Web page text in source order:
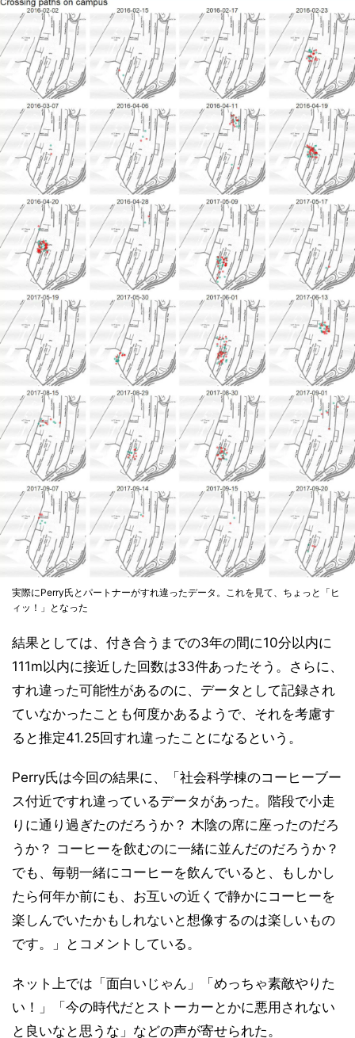
実際にPerry氏とパートナーがすれ違ったデータ。これを見て、ちょっと「ヒ
ィッ！」となった
結果としては、付き合うまでの3年の間に10分以内に
111m以内に接近した回数は33件あったそう。さらに、
すれ違った可能性があるのに、データとして記録され
ていなかったことも何度かあるようで、それを考慮す
ると推定41.25回すれ違ったことになるという。
Perry氏は今回の結果に、「社会科学棟のコーヒーブー
ス付近ですれ違っているデータがあった。階段で小走
りに通り過ぎたのだろうか？ 木陰の席に座ったのだろ
うか？ コーヒーを飲むのに一緒に並んだのだろうか？
でも、毎朝一緒にコーヒーを飲んでいると、もしかし
たら何年か前にも、お互いの近くで静かにコーヒーを
楽しんでいたかもしれないと想像するのは楽しいもの
です。」とコメントしている。
ネット上では「面白いじゃん」「めっちゃ素敵やりた
い！」「今の時代だとストーカーとかに悪用されない
と良いなと思うな」などの声が寄せられた。